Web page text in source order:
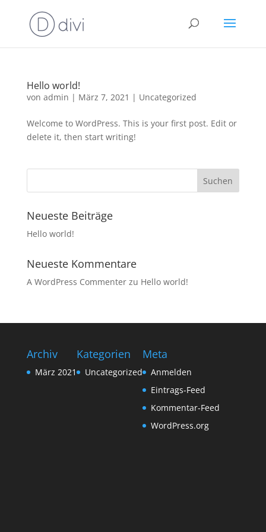
Hello world!
von admin | März 7, 2021 | Uncategorized
Welcome to WordPress. This is your first post. Edit or
delete it, then start writing!
Neueste Beiträge
Hello world!
Neueste Kommentare
A WordPress Commenterzu Hello world!
Archiv
März 2021
Kategorien
Uncategorized
Meta
Anmelden
Eintrags-Feed
Kommentar-Feed
WordPress.org